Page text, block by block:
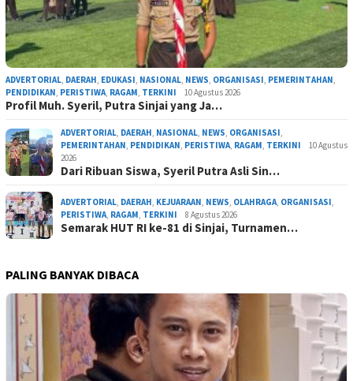
ADVERTORIAL, DAERAH, EDUKASI, NASIONAL, NEWS, ORGANISASI, PEMERINTAHAN,
PENDIDIKAN, PERISTIWA, RAGAM, TERKINI 10 Agustus 2026
Profil Muh. Syeril, Putra Sinjai yang Ja…
ADVERTORIAL, DAERAH, NASIONAL, NEWS, ORGANISASI,
PEMERINTAHAN, PENDIDIKAN, PERISTIWA, RAGAM, TERKINI
10 Agustus
2026
Dari Ribuan Siswa, Syeril Putra Asli Sin…
ADVERTORIAL, DAERAH, KEJUARAAN, NEWS, OLAHRAGA, ORGANISASI,
PERISTIWA, RAGAM, TERKINI 8 Agustus 2026
Semarak HUT RI ke-81 di Sinjai, Turnamen…
PALING BANYAK DIBACA